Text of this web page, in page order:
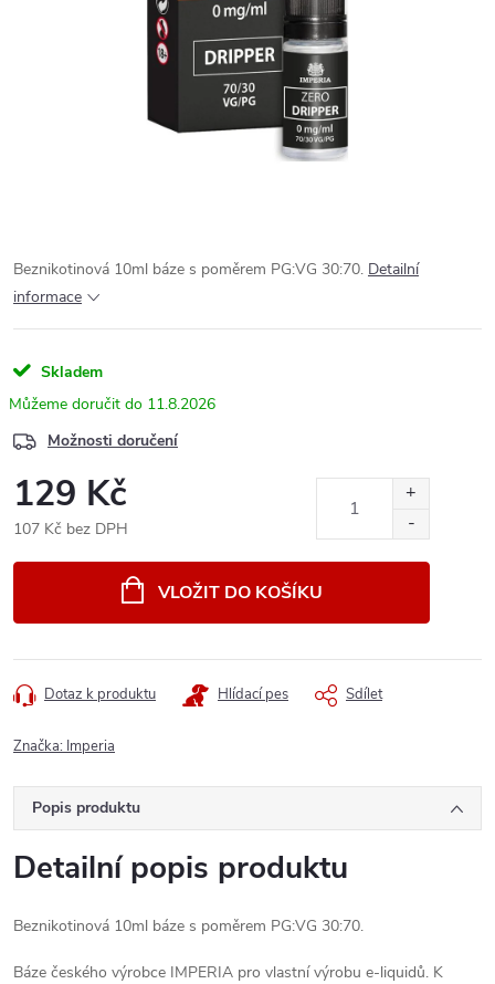
Beznikotinová 10ml báze s poměrem PG:VG 30:70. Detailní
informace
Skladem
11.8.2026
Možnosti doručení
129 Kč
107 Kč bez DPH
VLOŽIT DO KOŠÍKU
Dotaz k produktu Hlídací pes Sdílet
Značka: Imperia
Popis produktu
Detailní popis produktu
Beznikotinová 10ml báze s poměrem PG:VG 30:70.
Báze českého výrobce IMPERIA pro vlastní výrobu e-liquidů. K